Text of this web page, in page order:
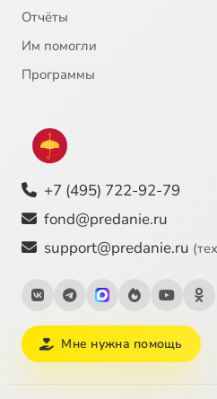
Отчёты
Им помогли
Программы
+7 (495) 722-92-79
fond@predanie.ru
support@predanie.ru
Мне нужна помощь